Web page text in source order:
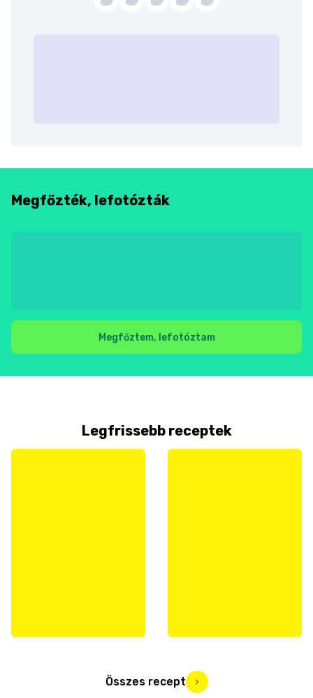
Megfőzték, lefotózták
Megfőztem, lefotóztam
Legfrissebb receptek
Összes recept